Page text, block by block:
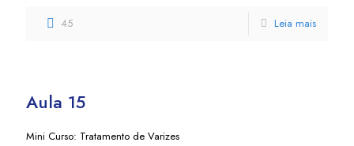
45 Leia mais
Aula 15
Mini Curso: Tratamento de Varizes